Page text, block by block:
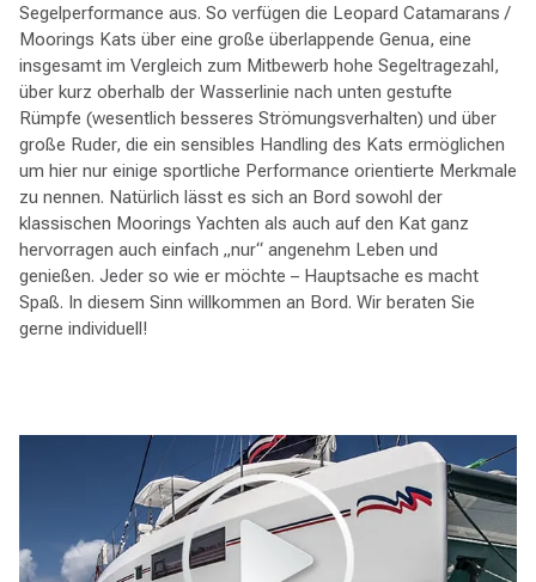
Segelperformance aus. So verfügen die Leopard Catamarans /
Moorings Kats über eine große überlappende Genua, eine
insgesamt im Vergleich zum Mitbewerb hohe Segeltragezahl,
über kurz oberhalb der Wasserlinie nach unten gestufte
Rümpfe (wesentlich besseres Strömungsverhalten) und über
große Ruder, die ein sensibles Handling des Kats ermöglichen
um hier nur einige sportliche Performance orientierte Merkmale
zu nennen. Natürlich lässt es sich an Bord sowohl der
klassischen Moorings Yachten als auch auf den Kat ganz
hervorragen auch einfach „nur“ angenehm Leben und
genießen. Jeder so wie er möchte – Hauptsache es macht
Spaß. In diesem Sinn willkommen an Bord. Wir beraten Sie
gerne individuell!